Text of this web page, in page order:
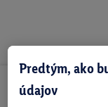
Predtým, ako
údajov